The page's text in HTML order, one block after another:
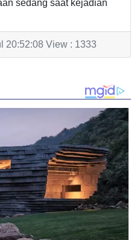
sedang saat kejadian
20:52:08 View : 1333